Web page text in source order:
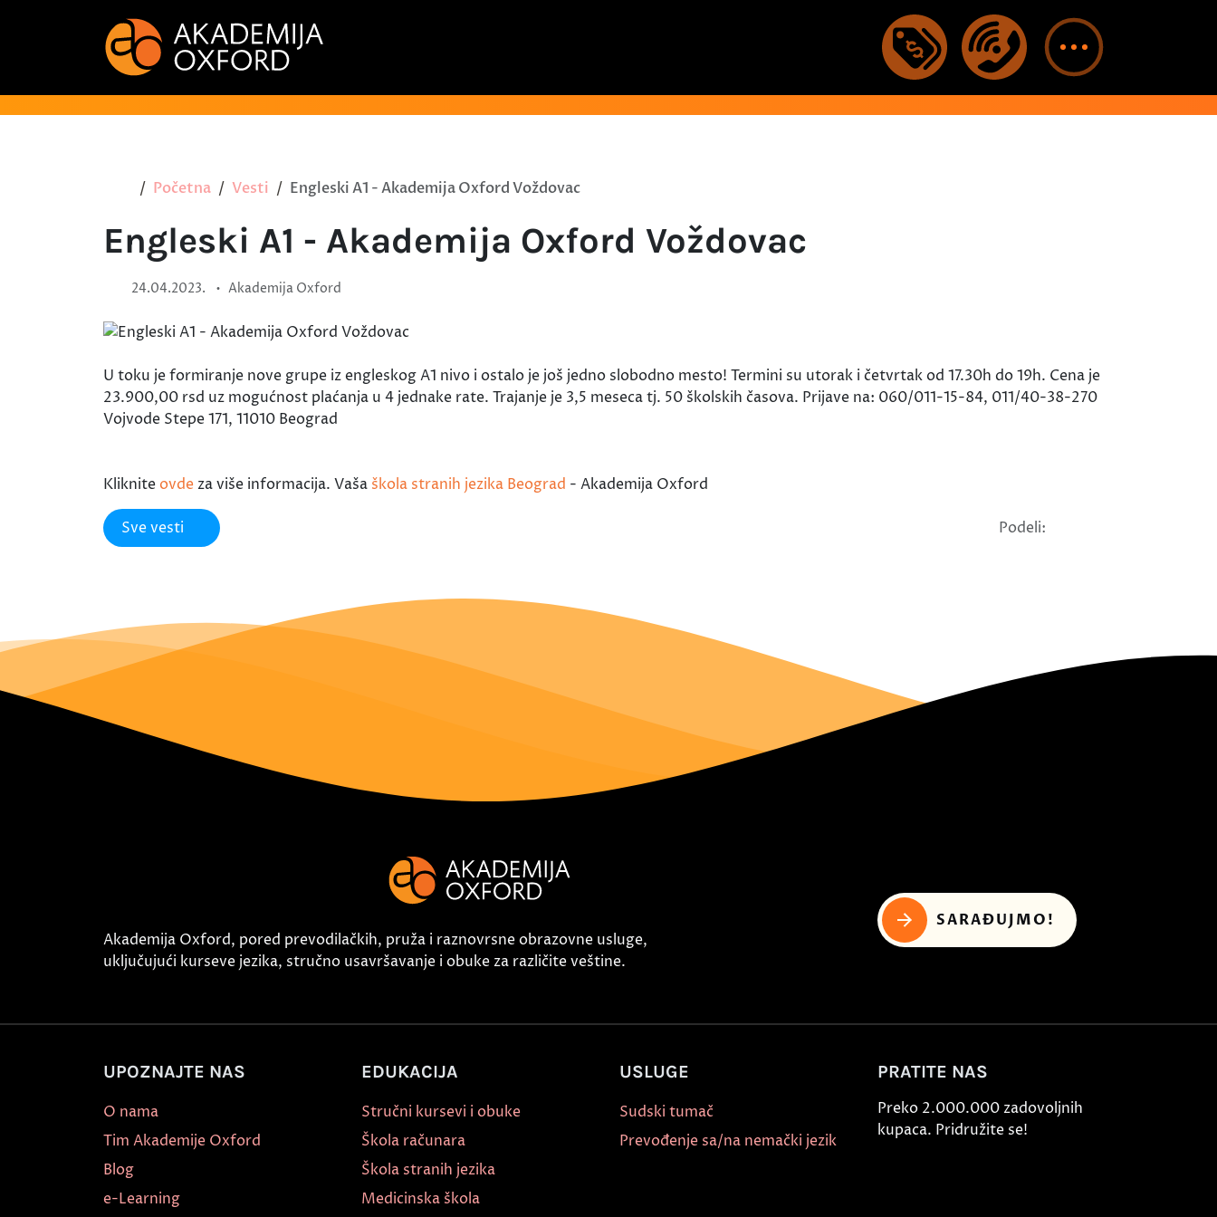
Početna Vesti Engleski A1 - Akademija Oxford Voždovac
Engleski A1 - Akademija Oxford Voždovac
24.04.2023. • Akademija Oxford
U toku je formiranje nove grupe iz engleskog A1 nivo i ostalo je još jedno slobodno mesto! Termini su utorak i četvrtak od 17.30h do 19h. Cena je
23.900,00 rsd uz mogućnost plaćanja u 4 jednake rate. Trajanje je 3,5 meseca tj. 50 školskih časova. Prijave na: 060/011-15-84, 011/40-38-270
Vojvode Stepe 171, 11010 Beograd
Kliknite ovde za više informacija. Vaša škola stranih jezika Beograd - Akademija Oxford
Sve vesti Podeli:
Akademija Oxford, pored prevodilačkih, pruža i raznovrsne obrazovne usluge,
uključujući kurseve jezika, stručno usavršavanje i obuke za različite veštine.
SARAĐUJMO!
UPOZNAJTE NAS
O nama
Tim Akademije Oxford
Blog
e-Learning
EDUKACIJA
Stručni kursevi i obuke
Škola računara
Škola stranih jezika
Medicinska škola
USLUGE
Sudski tumač
Prevođenje sa/na nemački jezik
PRATITE NAS
Preko 2.000.000 zadovoljnih
kupaca. Pridružite se!